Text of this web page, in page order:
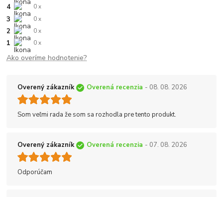
4 0 x
3 0 x
2 0 x
1 0 x
Ako overíme hodnotenie?
Overený zákazník Overená recenzia - 08. 08. 2026
Som veľmi rada že som sa rozhodla pre tento produkt.
Overený zákazník Overená recenzia - 07. 08. 2026
Odporúčam